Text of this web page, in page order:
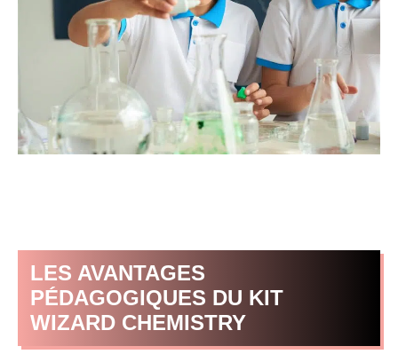
LES AVANTAGES
PÉDAGOGIQUES DU KIT
WIZARD CHEMISTRY